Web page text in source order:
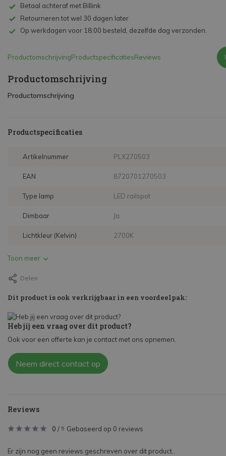
Betaal achteraf met Billink
Retourneren tot wel 30 dagen later
Op werkdagen voor 18:00 besteld, dezelfde dag verzonden.
ProductomschrijvingProductspecificatiesReviews
Productomschrijving
Productomschrijving
Productspecificaties
Artikelnummer PLX270503
EAN 8720701270503
Type lamp LED railspot
Dimbaar Ja
Lichtkleur (Kelvin) 2700K
Toon meer
Delen
Dit product is ook verkrijgbaar in een voordeelpak:
Heb jij een vraag over dit product?
Ook voor een offerte kan je contact met ons opnemen.
Neem direct contact op
Reviews
0 / 5 Gebaseerd op 0 reviews
Er zijn nog geen reviews geschreven over dit product..